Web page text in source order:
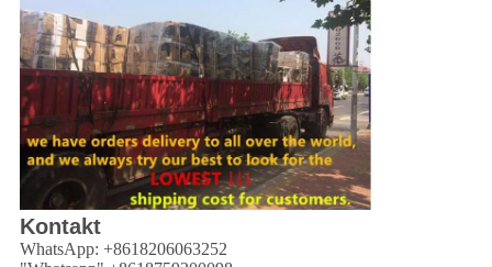
Kontakt
WhatsApp: +8618206063252